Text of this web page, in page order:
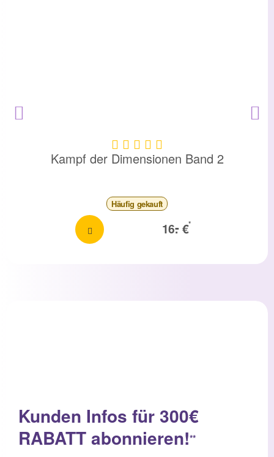
Kampf der Dimensionen Band 2
Häufig gekauft
16.- €
*
Kunden Infos für 300€
RABATT abonnieren!**